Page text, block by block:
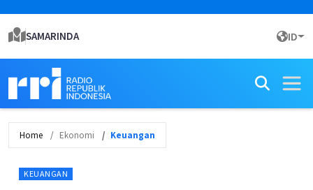
SAMARINDA ID
Home Ekonomi Keuangan
KEUANGAN